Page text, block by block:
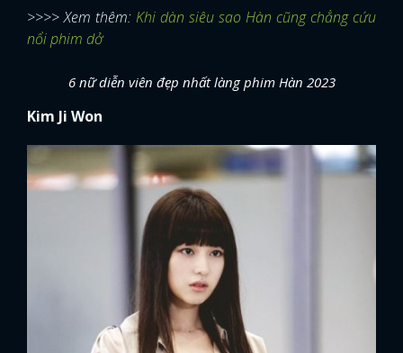
>>>> Xem thêm: Khi dàn siêu sao Hàn cũng chẳng cứu
nổi phim dở
6 nữ diễn viên đẹp nhất làng phim Hàn 2023
Kim Ji Won